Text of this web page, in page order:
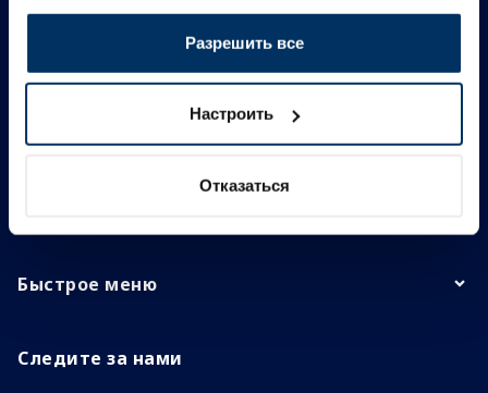
Разрешить все
Настроить
Отказаться
Информация
Быстрое меню
Следите за нами